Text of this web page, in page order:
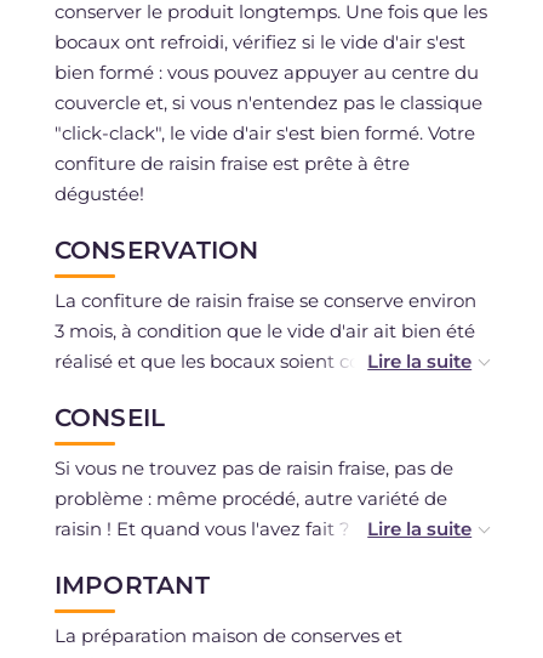
conserver le produit longtemps. Une fois que les
bocaux ont refroidi, vérifiez si le vide d'air s'est
bien formé : vous pouvez appuyer au centre du
couvercle et, si vous n'entendez pas le classique
"click-clack", le vide d'air s'est bien formé. Votre
confiture de raisin fraise est prête à être
dégustée!
CONSERVATION
La confiture de raisin fraise se conserve environ
3 mois, à condition que le vide d'air ait bien été
réalisé et que les bocaux soient conservés dans
lumière et de chaleur. Il est conseillé d'attendre
au moins 2-3 semaines avant de consommer la
confiture. Une fois chaque bocal ouvert,
conservez au réfrigérateur et consommez dans
les 3-4 jours maximum.
CONSEIL
Si vous ne trouvez pas de raisin fraise, pas de
problème : même procédé, autre variété de
raisin ! Et quand vous l'avez fait ? Si vous ne
le matin, eh bien, c'est le moment de préparer
une tarte!
IMPORTANT
La préparation maison de conserves et